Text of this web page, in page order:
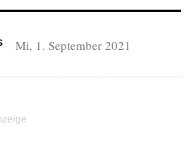
Mi, 1. September 2021